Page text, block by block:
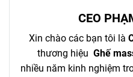
CEO
Xin chào các bạn tôi là
thương hiệu Ghế
nhiều năm kinh nghiệm